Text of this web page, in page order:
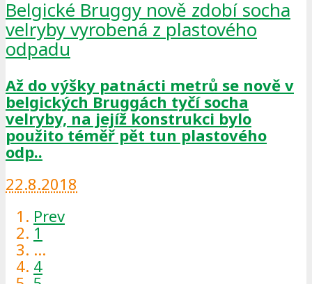
Belgické Bruggy nově zdobí socha
velryby vyrobená z plastového
odpadu
Až do výšky patnácti metrů se nově v
belgických Bruggách tyčí socha
velryby, na jejíž konstrukci bylo
použito téměř pět tun plastového
odp..
22.8.2018
Prev
1
…
4